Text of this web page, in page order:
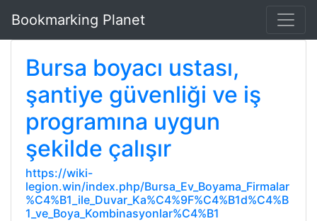
Bookmarking Planet
Bursa boyacı ustası,
şantiye güvenliği ve iş
programına uygun
şekilde çalışır
https://wiki-
legion.win/index.php/Bursa_Ev_Boyama_Firmalar
%C4%B1_ile_Duvar_Ka%C4%9F%C4%B1d%C4%B
1_ve_Boya_Kombinasyonlar%C4%B1